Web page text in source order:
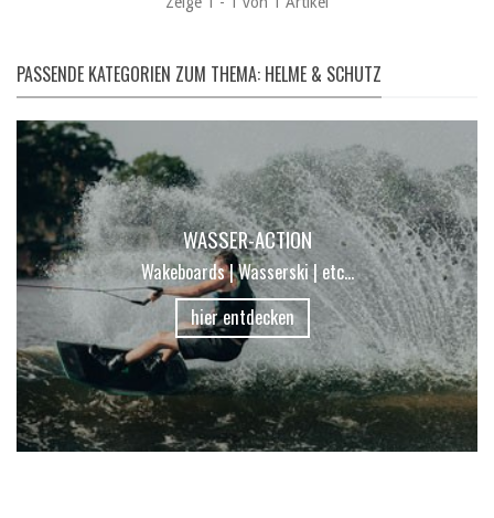
PASSENDE KATEGORIEN ZUM THEMA: HELME & SCHUTZ
WASSER-ACTION
Wakeboards | Wasserski | etc...
hier entdecken